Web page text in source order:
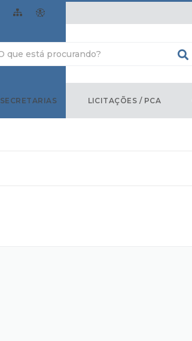
SECRETARIAS LICITAÇÕES / PCA